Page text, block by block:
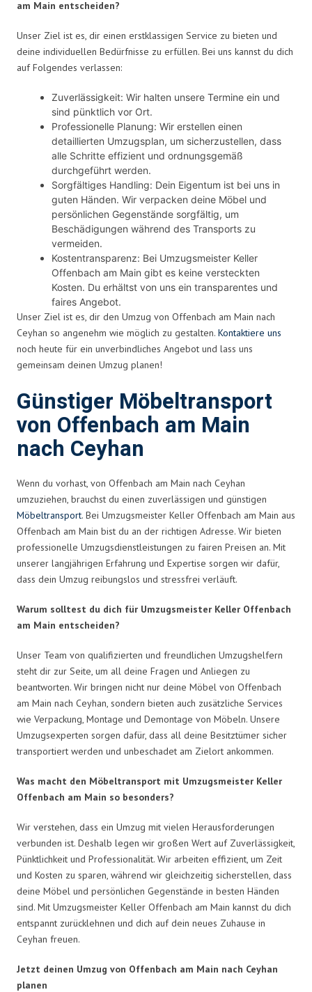
am Main entscheiden?
Unser Ziel ist es, dir einen erstklassigen Service zu bieten und
deine individuellen Bedürfnisse zu erfüllen. Bei uns kannst du dich
auf Folgendes verlassen:
Zuverlässigkeit: Wir halten unsere Termine ein und
sind pünktlich vor Ort.
Professionelle Planung: Wir erstellen einen
detaillierten Umzugsplan, um sicherzustellen, dass
alle Schritte effizient und ordnungsgemäß
durchgeführt werden.
Sorgfältiges Handling: Dein Eigentum ist bei uns in
guten Händen. Wir verpacken deine Möbel und
persönlichen Gegenstände sorgfältig, um
Beschädigungen während des Transports zu
vermeiden.
Kostentransparenz: Bei Umzugsmeister Keller
Offenbach am Main gibt es keine versteckten
Kosten. Du erhältst von uns ein transparentes und
faires Angebot.
Unser Ziel ist es, dir den Umzug von Offenbach am Main nach
Ceyhan so angenehm wie möglich zu gestalten. Kontaktiere uns
noch heute für ein unverbindliches Angebot und lass uns
gemeinsam deinen Umzug planen!
Günstiger Möbeltransport
von Offenbach am Main
nach Ceyhan
Wenn du vorhast, von Offenbach am Main nach Ceyhan
umzuziehen, brauchst du einen zuverlässigen und günstigen
Möbeltransport. Bei Umzugsmeister Keller Offenbach am Main aus
Offenbach am Main bist du an der richtigen Adresse. Wir bieten
professionelle Umzugsdienstleistungen zu fairen Preisen an. Mit
unserer langjährigen Erfahrung und Expertise sorgen wir dafür,
dass dein Umzug reibungslos und stressfrei verläuft.
Warum solltest du dich für Umzugsmeister Keller Offenbach
am Main entscheiden?
Unser Team von qualifizierten und freundlichen Umzugshelfern
steht dir zur Seite, um all deine Fragen und Anliegen zu
beantworten. Wir bringen nicht nur deine Möbel von Offenbach
am Main nach Ceyhan, sondern bieten auch zusätzliche Services
wie Verpackung, Montage und Demontage von Möbeln. Unsere
Umzugsexperten sorgen dafür, dass all deine Besitztümer sicher
transportiert werden und unbeschadet am Zielort ankommen.
Was macht den Möbeltransport mit Umzugsmeister Keller
Offenbach am Main so besonders?
Wir verstehen, dass ein Umzug mit vielen Herausforderungen
verbunden ist. Deshalb legen wir großen Wert auf Zuverlässigkeit,
Pünktlichkeit und Professionalität. Wir arbeiten effizient, um Zeit
und Kosten zu sparen, während wir gleichzeitig sicherstellen, dass
deine Möbel und persönlichen Gegenstände in besten Händen
sind. Mit Umzugsmeister Keller Offenbach am Main kannst du dich
entspannt zurücklehnen und dich auf dein neues Zuhause in
Ceyhan freuen.
Jetzt deinen Umzug von Offenbach am Main nach Ceyhan
planen